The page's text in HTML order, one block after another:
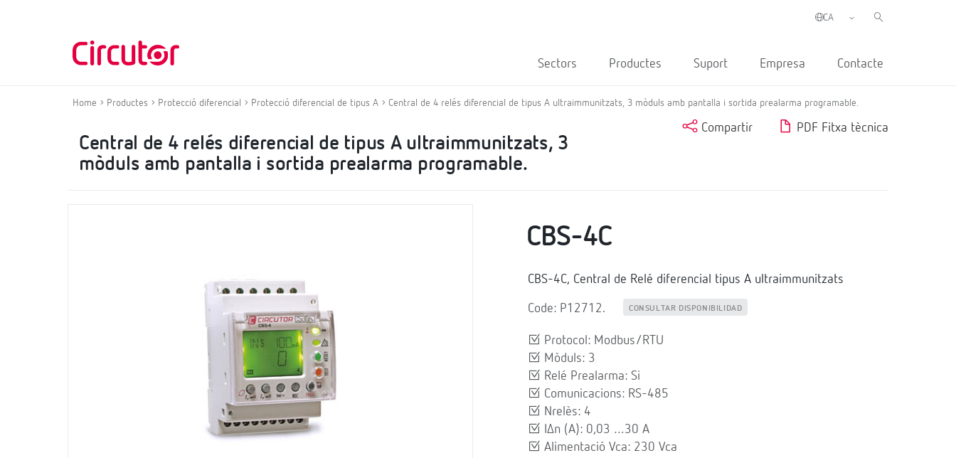
Sectors Productes Suport Empresa Contacte
Home Productes Protecció diferencial Protecció diferencial de tipus A Central de 4 relés diferencial de tipus A ultraimmunitzats, 3 mòduls amb pantalla i sortida prealarma programable.
Central de 4 relés diferencial de tipus A ultraimmunitzats, 3
mòduls amb pantalla i sortida prealarma programable.
Compartir PDF Fitxa tècnica
CBS-4C
CBS-4C, Central de Relé diferencial tipus A ultraimmunitzats
Code: P12712. CONSULTAR DISPONIBILIDAD
Protocol: Modbus/RTU
Mòduls: 3
Relé Prealarma: Si
Comunicacions: RS-485
Nrelès: 4
IΔn (A): 0,03 …30 A
Alimentació Vca: 230 Vca